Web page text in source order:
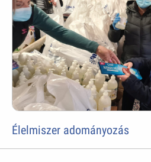
Élelmiszer adományozás